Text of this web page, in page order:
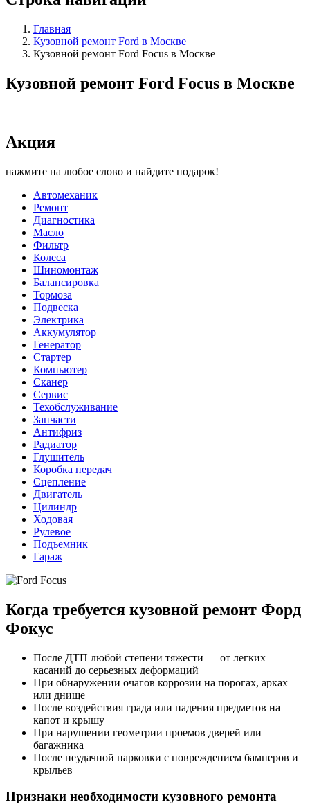
Главная
Кузовной ремонт Ford в Москве
Кузовной ремонт Ford Focus в Москве
Кузовной ремонт Ford Focus в Москве
Акция
нажмите на любое слово и найдите подарок!
Автомеханик
Ремонт
Диагностика
Масло
Фильтр
Колеса
Шиномонтаж
Балансировка
Тормоза
Подвеска
Электрика
Аккумулятор
Генератор
Стартер
Компьютер
Сканер
Сервис
Техобслуживание
Запчасти
Антифриз
Радиатор
Глушитель
Коробка передач
Сцепление
Двигатель
Цилиндр
Ходовая
Рулевое
Подъемник
Гараж
Когда требуется кузовной ремонт Форд
Фокус
После ДТП любой степени тяжести — от легких
касаний до серьезных деформаций
При обнаружении очагов коррозии на порогах, арках
или днище
После воздействия града или падения предметов на
капот и крышу
При нарушении геометрии проемов дверей или
багажника
После неудачной парковки с повреждением бамперов и
крыльев
Признаки необходимости кузовного ремонта